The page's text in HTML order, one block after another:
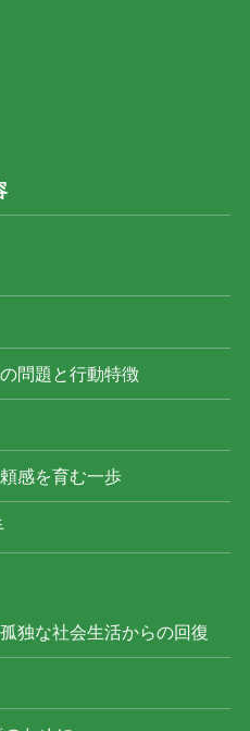
問題と行動特徴
感を育む一歩
独な社会生活からの回復